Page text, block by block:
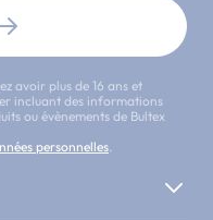
avoir plus de 16 ans et
incluant des informations
ou évènements de Bultex
personnelles.